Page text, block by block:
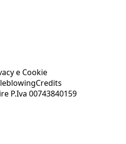
e Cookie
Credits
P.Iva 00743840159